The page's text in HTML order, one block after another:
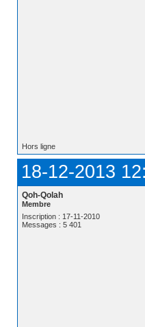
Hors ligne
18-12-2013
Qoh-Qolah
Membre
Inscription : 17-11-2010
Messages : 5 401